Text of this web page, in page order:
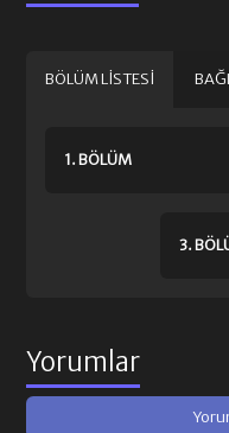
BÖLÜM LISTESI
1. BÖLÜM
3.
Yorumlar